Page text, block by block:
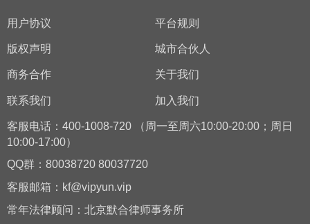
用户协议 平台规则
版权声明 城市合伙人
商务合作 关于我们
联系我们 加入我们
客服电话：400-1008-720 （周一至周六10:00-20:00；周日
10:00-17:00）
QQ群：80038720 80037720
客服邮箱：kf@vipyun.vip
常年法律顾问：北京默合律师事务所